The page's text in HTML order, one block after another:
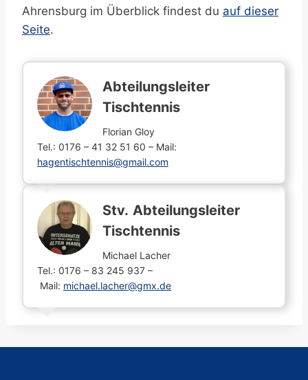
Ahrensburg im Überblick findest du auf dieser
Seite.
Abteilungsleiter
Tischtennis
Florian Gloy
Tel.: 0176 – 41 32 51 60 – Mail:
hagentischtennis@gmail.com
Stv. Abteilungsleiter
Tischtennis
Michael Lacher
Tel.: 0176 – 83 245 937 –
Mail: michael.lacher@gmx.de